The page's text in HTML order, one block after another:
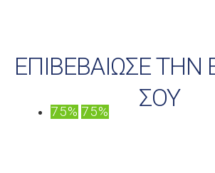
ΕΠΙΒΕΒΑΙΩΣΕ ΤΗΝ
ΣΟΥ
75% 75%